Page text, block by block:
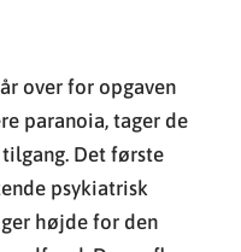
over for opgaven
paranoia, tager de
Det første
psykiatrisk
højde for den